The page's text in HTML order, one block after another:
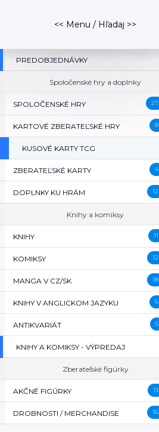
<< Menu / Hľadaj >>
PREDOBJEDNÁVKY
Spoločenské hry a doplnky
27
SPOLOČENSKÉ HRY
8
KARTOVÉ ZBERATEĽSKÉ HRY
KUSOVÉ KARTY TCG
4
ZBERATEĽSKÉ KARTY
12
DOPLNKY KU HRÁM
Knihy a komiksy
11
KNIHY
12
KOMIKSY
18
MANGA V CZ/SK
6
KNIHY V ANGLICKOM JAZYKU
5
ANTIKVARIÁT
KNIHY A KOMIKSY - VÝPREDAJ
Zberateľské figúrky
13
AKČNÉ FIGÚRKY
16
DROBNOSTI / MERCHANDISE